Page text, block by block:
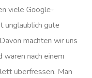
viele Google-
unglaublich gute
machten wir uns
nach einem
überfressen. Man